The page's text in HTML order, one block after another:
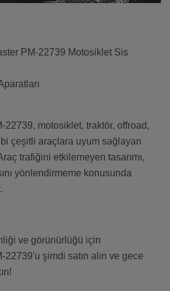
PM-22739 Motosiklet Sis
22739, motosiklet, traktör, offroad,
çeşitli araçlara uyum sağlayan
trafiğini etkilemeyen tasarımı,
yönlendirmeme konusunda
ve görünürlüğü için
şimdi satın alın ve gece